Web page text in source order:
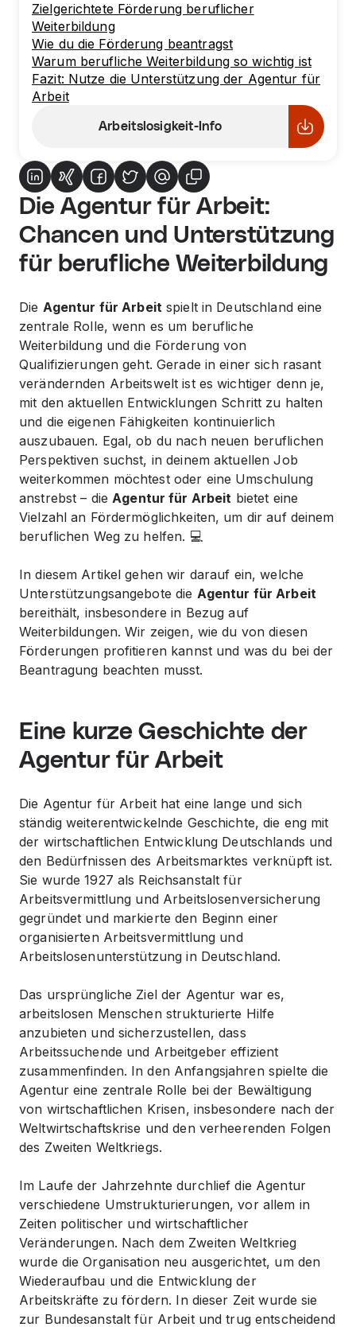
Zielgerichtete Förderung beruflicher
Weiterbildung
Wie du die Förderung beantragst
Warum berufliche Weiterbildung so wichtig ist
Fazit: Nutze die Unterstützung der Agentur für
Arbeit
Arbeitslosigkeit-Info
Die Agentur für Arbeit:
Chancen und Unterstützung
für berufliche Weiterbildung
Die Agentur für Arbeitspielt in Deutschland eine
zentrale Rolle, wenn es um berufliche
Weiterbildung und die Förderung von
Qualifizierungen geht. Gerade in einer sich rasant
verändernden Arbeitswelt ist es wichtiger denn je,
mit den aktuellen Entwicklungen Schritt zu halten
und die eigenen Fähigkeiten kontinuierlich
auszubauen. Egal, ob du nach neuen beruflichen
Perspektiven suchst, in deinem aktuellen Job
weiterkommen möchtest oder eine Umschulung
anstrebst – dieAgentur für Arbeit bietet eine
Vielzahl an Fördermöglichkeiten, um dir auf deinem
beruflichen Weg zu helfen. 💻
In diesem Artikel gehen wir darauf ein, welche
Unterstützungsangebote die Agentur für Arbeit
bereithält, insbesondere in Bezug auf
Weiterbildungen. Wir zeigen, wie du von diesen
Förderungen profitieren kannst und was du bei der
Beantragung beachten musst.
Eine kurze Geschichte der
Agentur für Arbeit
Die Agentur für Arbeit hat eine lange und sich
ständig weiterentwickelnde Geschichte, die eng mit
der wirtschaftlichen Entwicklung Deutschlands und
den Bedürfnissen des Arbeitsmarktes verknüpft ist.
Sie wurde 1927 als Reichsanstalt für
Arbeitsvermittlung und Arbeitslosenversicherung
gegründet und markierte den Beginn einer
organisierten Arbeitsvermittlung und
Arbeitslosenunterstützung in Deutschland.
Das ursprüngliche Ziel der Agentur war es,
arbeitslosen Menschen strukturierte Hilfe
anzubieten und sicherzustellen, dass
Arbeitssuchende und Arbeitgeber effizient
zusammenfinden. In den Anfangsjahren spielte die
Agentur eine zentrale Rolle bei der Bewältigung
von wirtschaftlichen Krisen, insbesondere nach der
Weltwirtschaftskrise und den verheerenden Folgen
des Zweiten Weltkriegs.
Im Laufe der Jahrzehnte durchlief die Agentur
verschiedene Umstrukturierungen, vor allem in
Zeiten politischer und wirtschaftlicher
Veränderungen. Nach dem Zweiten Weltkrieg
wurde die Organisation neu ausgerichtet, um den
Wiederaufbau und die Entwicklung der
Arbeitskräfte zu fördern. In dieser Zeit wurde sie
zur Bundesanstalt für Arbeit und trug entscheidend